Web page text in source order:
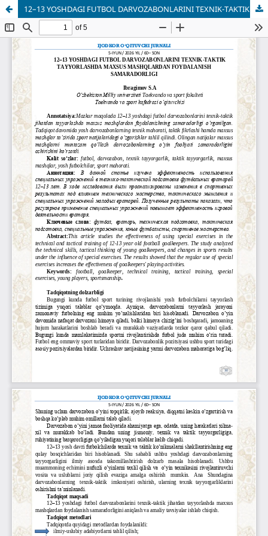
12–13 YOSHDAGI FUTBOL DARVOZABONLARINI TEXNIK-TAKTIK TAYYORLASHDA MAXSUS MASHQLARDAN FOYDALANISH SAMARADORLIGI